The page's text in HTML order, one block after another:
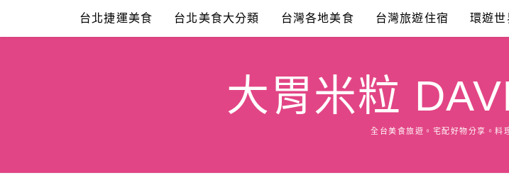
content
台北捷運美食 台北美食大分類 台灣各地美食 台灣旅遊住宿 環遊世
大胃米粒
全台美食旅遊。宅配好物分享。料